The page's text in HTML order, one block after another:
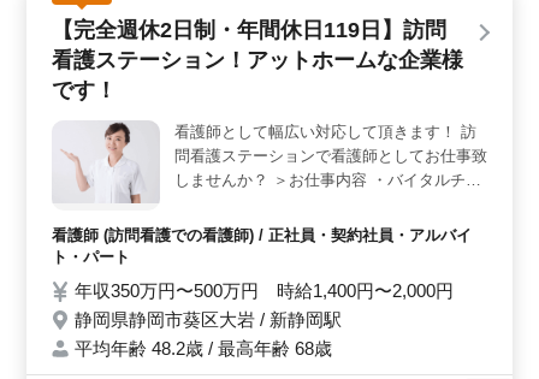
する職場で、新たな仲間としてご参加いただけま
す。 ＜働きやすさ＞ 週休2日制と年間休日125日と
いう充実した休暇制度があり、プライベートの時間を大
切にしながら働くことができます。また、車通勤が可能
で無料駐車場も完備されており、通勤の利便性も抜群で
す。残業も少なめで、仕事とプライベートのバランスを
取りやすい環境です。 ＜キャリアチャンス＞ 福祉
施設での看護師業務は、介護職員への医療に関する指導
など、幅広い業務に携わることができます。経験を活か
指すことができる職場です。
【完全週休2日制・年間休日119日】訪問
看護ステーション！アットホームな企業様
です！
看護師として幅広い対応して頂きます！ 訪
問看護ステーションで看護師としてお仕事致
しませんか？ ＞お仕事内容 ・バイタルチェ
補助 ・服薬指導 ・医療機器の管理、指導 ＞
人との関わりを大事にしてる方！ご経験のあ
るベテランの方！ 皆様のご応募お待ちして
おります！
看護師 (訪問看護での看護師) / 正社員・契約社員・アルバイ
ト・パート
年収350万円〜500万円 時給1,400円〜2,000円
静岡県静岡市葵区大岩 / 新静岡駅
平均年齢 48.2歳 / 最高年齢 68歳